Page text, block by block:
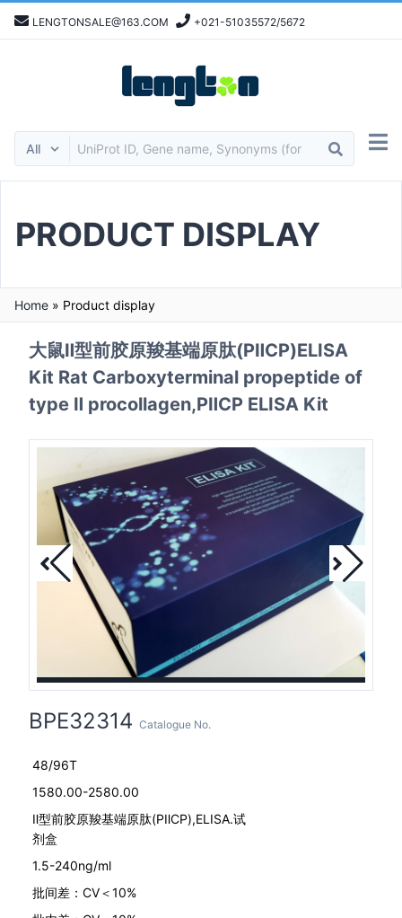
LENGTONSALE@163.COM +021-51035572/5672
PRODUCT DISPLAY
Home » Product display
大鼠Ⅱ型前胶原羧基端原肽(PⅡCP)ELISA
Kit Rat Carboxyterminal propeptide of
type Ⅱ procollagen,PⅡCP ELISA Kit
BPE32314 Catalogue No.
48/96T
1580.00-2580.00
Ⅱ型前胶原羧基端原肽(PⅡCP),ELISA.试
剂盒
1.5-240ng/ml
批间差：CV＜10%